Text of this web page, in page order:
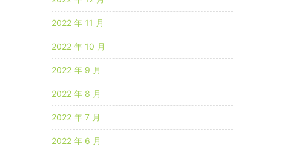
2022 年 11 月
2022 年 10 月
2022 年 9 月
2022 年 8 月
2022 年 7 月
2022 年 6 月